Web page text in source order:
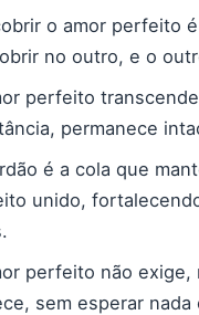
o amor perfeito
no outro, e o
perfeito
permanece
é a cola que
unido,
perfeito não exige,
sem esperar nada